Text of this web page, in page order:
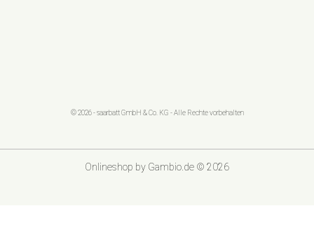
© 2026 - saarbatt GmbH & Co. KG - Alle Rechte vorbehalten
Onlineshop by Gambio.de © 2026